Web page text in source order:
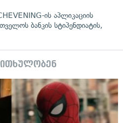
ის აპლიკაციის
ბანკის სტიპენდიატის,